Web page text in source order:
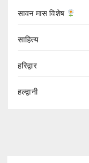
सावन मास विशेष
साहित्य
हरिद्वार
हल्द्वानी